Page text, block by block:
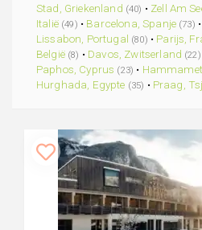
Stad, Griekenland (40) • Zell Am
Italië (49) • Barcelona, Spanje (73) •
Lissabon, Portugal (80) • Parijs,
België (8) • Davos, Zwitserland (22)
Paphos, Cyprus (23) •
Hurghada, Egypte (35) • Praag,